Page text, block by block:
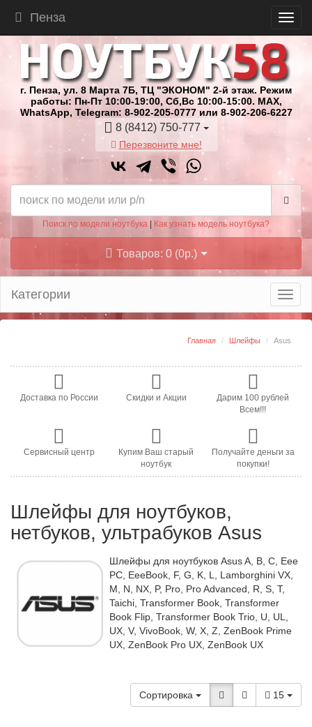
Пенза
г. Пенза, ул. 8 Марта 7Б, ТЦ "ЭКОНОМ" 2-й этаж. Режим
работы: Пн-Пт 10:00-19:00, Сб,Вс 10:00-15:00. MAX,
WhatsApp, Telegram: 8-902-205-0777 или 8-902-206-6227
8 (8412) 750-777
Перезвоните мне!
Поиск по модели ноутбука Как узнать модель ноутбука?
Товаров: 0 (0р.)
Категории
Главная Шлейфы Asus
Доставка по России Скидки и Акции
Дарим 100 рублей
Всем!!!
Сервисный центр
Купим Ваш старый
ноутбук
Получайте деньги за
покупки!
Шлейфы для ноутбуков,
нетбуков, ультрабуков Asus
Шлейфы для ноутбуков Asus A, B, C, Eee
PC, EeeBook, F, G, K, L, Lamborghini VX,
M, N, NX, P, Pro, Pro Advanced, R, S, T,
Taichi, Transformer Book, Transformer
Book Flip, Transformer Book Trio, U, UL,
UX, V, VivoBook, W, X, Z, ZenBook Prime
UX, ZenBook Pro UX, ZenBook UX
Сортировка 15